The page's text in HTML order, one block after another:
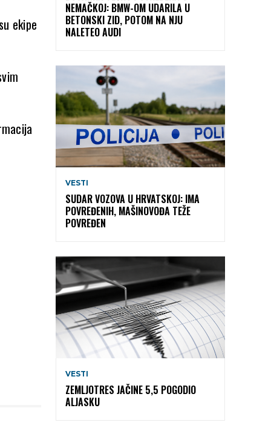
ekipe
NEMAČKOJ: BMW-OM UDARILA U
BETONSKI ZID, POTOM NA NJU
NALETEO AUDI
VESTI
SUDAR VOZOVA U HRVATSKOJ: IMA
POVREĐENIH, MAŠINOVOĐA TEŽE
POVREĐEN
VESTI
ZEMLJOTRES JAČINE 5,5 POGODIO
ALJASKU